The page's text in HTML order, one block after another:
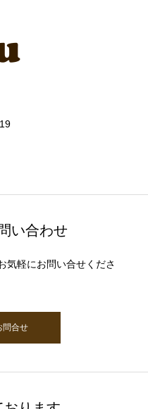
い合わせ
気軽にお問い合せくださ
問合せ